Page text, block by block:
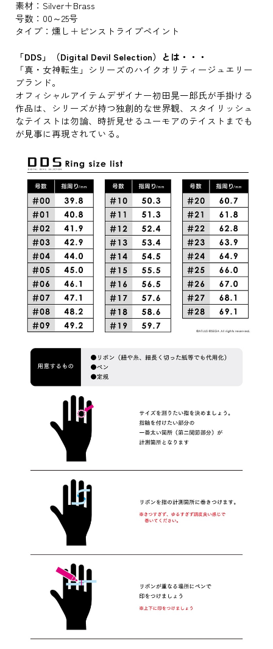
素材：Silver＋Brass
号数：00～25号
タイプ：燻し＋ピンストライプペイント
「DDS」（Digital Devil Selection）とは・・・
「真・女神転生」シリーズのハイクオリティージュエリー
ブランド。
オフィシャルアイテムデザイナー初田晃一郎氏が手掛ける
作品は、シリーズが持つ独創的な世界観、スタイリッシュ
なテイストは勿論、時折見せるユーモアのテイストまでも
が見事に再現されている。